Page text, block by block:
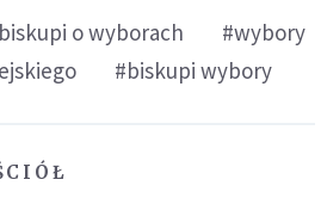
o wyborach
#wybory
#biskupi wybory